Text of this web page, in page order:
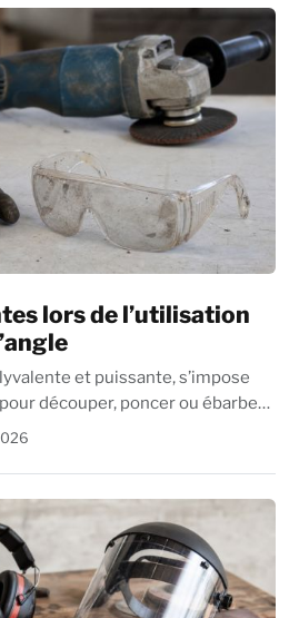
lors de l’utilisation
et puissante, s’impose
découper, poncer ou ébarber
variés. Mais si...